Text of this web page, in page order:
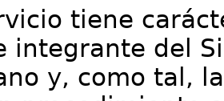
tiene
integrante del
y, como tal,